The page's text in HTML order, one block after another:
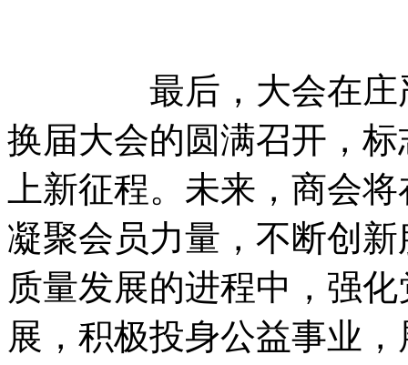
最后，大会在庄严
换届大会的圆满召开，
上新征程。未来，商会
凝聚会员力量，不断创
质量发展的进程中，强
展，积极投身公益事业